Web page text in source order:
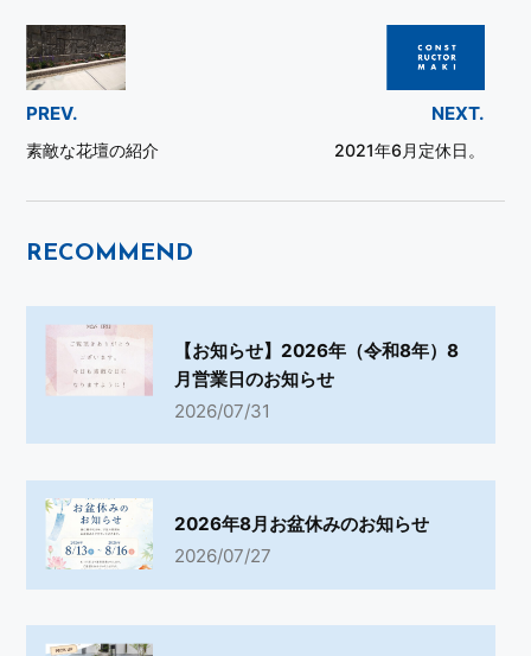
PREV.
素敵な花壇の紹介
NEXT.
2021年6月定休日。
RECOMMEND
【お知らせ】2026年（令和8年）8
月営業日のお知らせ
2026/07/31
2026年8月お盆休みのお知らせ
2026/07/27